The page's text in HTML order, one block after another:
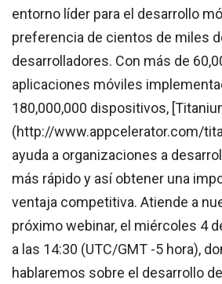
entorno líder para el desarrollo
preferencia de cientos de miles
desarrolladores. Con más de
aplicaciones móviles
180,000,000 dispositivos,
(http://www.appcelerator.com/
ayuda a organizaciones a
más rápido y así obtener una
ventaja competitiva. Atiende a
próximo webinar, el miércoles 4
a las 14:30 (UTC/GMT -5 hora),
hablaremos sobre el desarrollo de